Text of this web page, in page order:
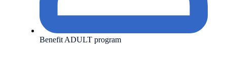
Benefit ADULT program